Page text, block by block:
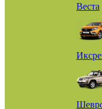
Веста